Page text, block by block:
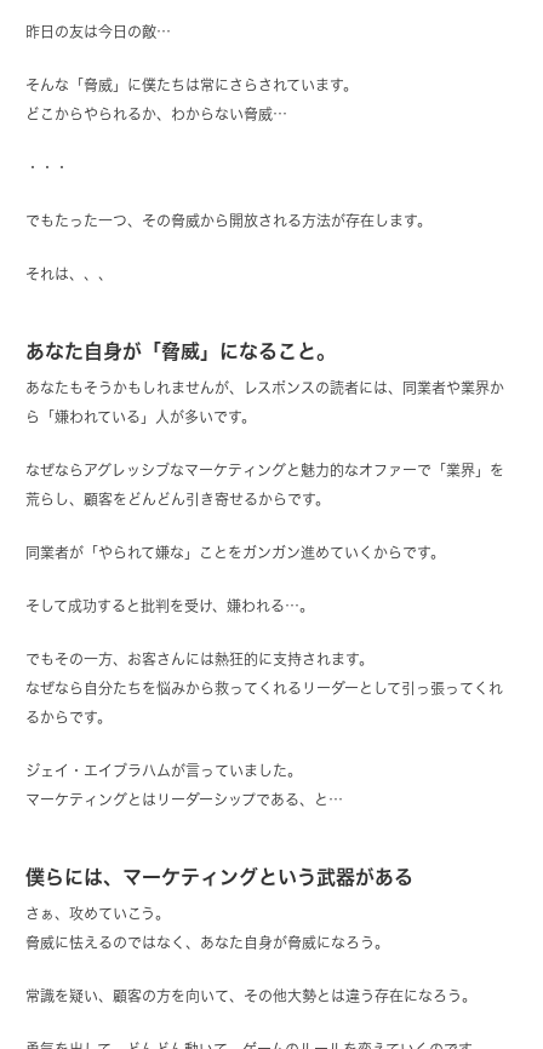
昨日の友は今日の敵…
そんな「脅威」に僕たちは常にさらされています。
どこからやられるか、わからない脅威…
・・・
でもたった一つ、その脅威から開放される方法が存在します。
それは、、、
あなた自身が「脅威」になること。
あなたもそうかもしれませんが、レスポンスの読者には、同業者や業界か
ら「嫌われている」人が多いです。
なぜならアグレッシブなマーケティングと魅力的なオファーで「業界」を
荒らし、顧客をどんどん引き寄せるからです。
同業者が「やられて嫌な」ことをガンガン進めていくからです。
そして成功すると批判を受け、嫌われる…。
でもその一方、お客さんには熱狂的に支持されます。
なぜなら自分たちを悩みから救ってくれるリーダーとして引っ張ってくれ
るからです。
ジェイ・エイブラハムが言っていました。
マーケティングとはリーダーシップである、と…
僕らには、マーケティングという武器がある
さぁ、攻めていこう。
脅威に怯えるのではなく、あなた自身が脅威になろう。
常識を疑い、顧客の方を向いて、その他大勢とは違う存在になろう。